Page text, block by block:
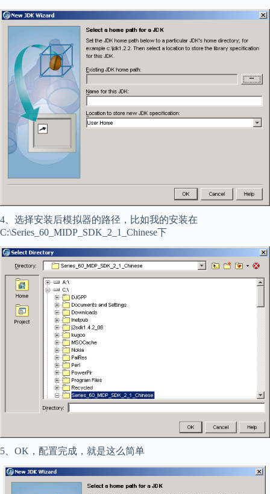
4、选择安装后模拟器的路径，比如我的安装在
C:\Series_60_MIDP_SDK_2_1_Chinese下
5、OK，配置完成，就是这么简单